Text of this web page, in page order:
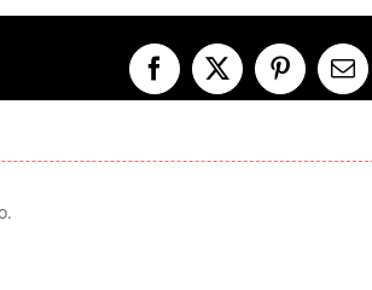
Facebook
X Pinterest